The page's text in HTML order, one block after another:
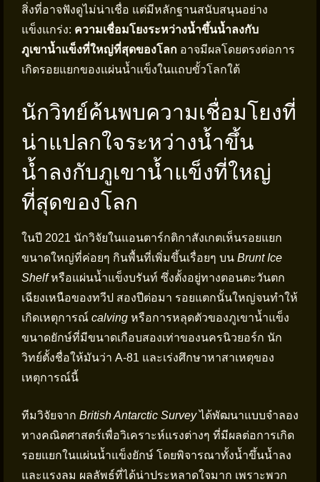
สิ่งที่อาจฟังดูไม่น่าเชื่อ แต่มีหลักฐานสนับสนุนอย่าง
แข็งแกร่ง: ความเชื่อมโยงระหว่างน้ำขึ้นน้ำลงกับ
ภูเขาน้ำแข็งที่ใหญ่ที่สุดของโลก อาจมีผลโดยตรงต่อการ
เกิดรอยแยกของแผ่นน้ำแข็งในแถบขั้วโลกใต้
นักวิทย์ค้นพบความเชื่อมโยงที่
น่าแปลกใจระหว่างน้ำขึ้น
น้ำลงกับภูเขาน้ำแข็งที่ใหญ่
ที่สุดของโลก
ในปี 2021 นักวิจัยในแอนตาร์กติกาสังเกตเห็นรอยแยก
ขนาดใหญ่ที่ค่อยๆ กินพื้นที่เพิ่มขึ้นเรื่อยๆ บน Brunt Ice
Shelfหรือแผ่นน้ำแข็งบรันท์ ซึ่งตั้งอยู่ทางตอนตะวันตก
เฉียงเหนือของทวีป สองปีต่อมา รอยแตกนั้นใหญ่จนทำให้
เกิดเหตุการณ์ calving หรือการหลุดตัวของภูเขาน้ำแข็ง
ขนาดยักษ์ที่มีขนาดเกือบสองเท่าของนครนิวยอร์ก นัก
วิทย์ตั้งชื่อให้มันว่า A-81 และเร่งศึกษาหาสาเหตุของ
เหตุการณ์นี้
ทีมวิจัยจาก British Antarctic Surveyได้พัฒนาแบบจำลอง
ทางคณิตศาสตร์เพื่อวิเคราะห์แรงต่างๆ ที่มีผลต่อการเกิด
รอยแยกในแผ่นน้ำแข็งยักษ์ โดยพิจารณาทั้งน้ำขึ้นน้ำลง
และแรงลม ผลลัพธ์ที่ได้น่าประหลาดใจมาก เพราะพวก